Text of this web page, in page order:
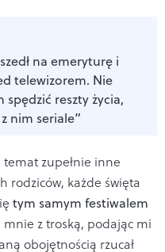
na emeryturę i
telewizorem. Nie
spędzić reszty życia,
nim seriale”
temat zupełnie inne
rodziców, każde święta
tym samym festiwalem
mnie z troską, podając mi
obojętnością rzucał